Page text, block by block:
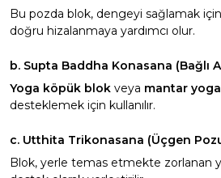
Bu pozda blok, dengeyi sağlamak
doğru hizalanmaya yardımcı olur.
b. Supta Baddha Konasana (Bağlı
Yoga köpük blok veya mantar
desteklemek için kullanılır.
c. Utthita Trikonasana (Üçgen
Blok, yerle temas etmekte zorlanan